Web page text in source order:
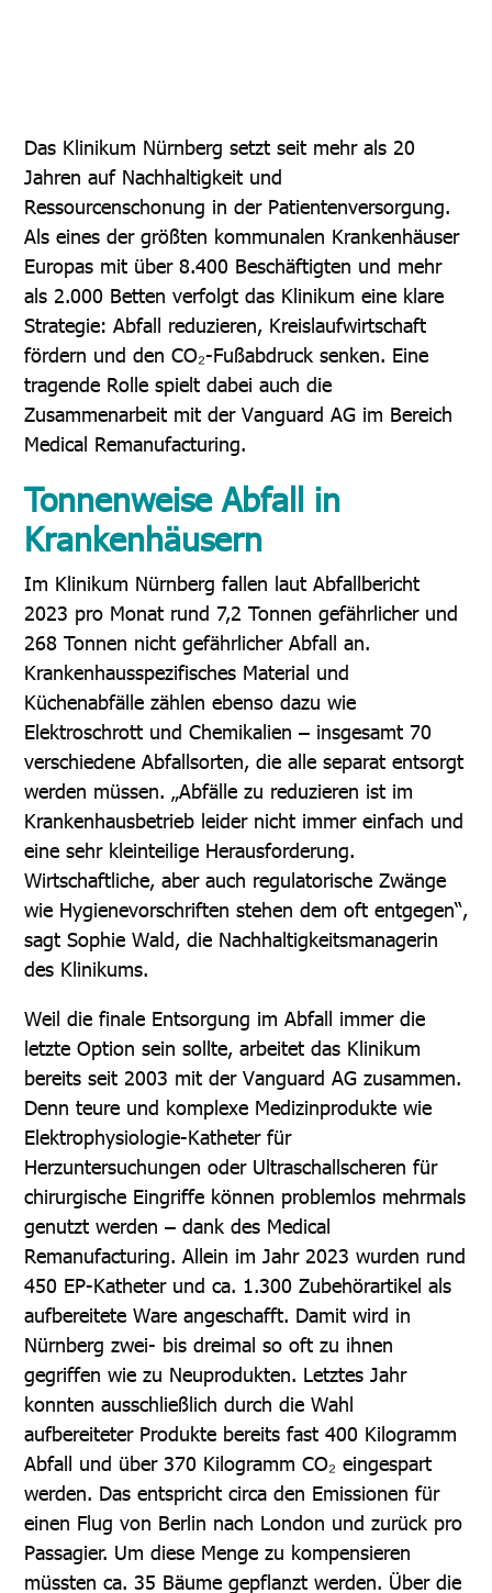
Das Klinikum Nürnberg setzt seit mehr als 20
Jahren auf Nachhaltigkeit und
Ressourcenschonung in der Patientenversorgung.
Als eines der größten kommunalen Krankenhäuser
Europas mit über 8.400 Beschäftigten und mehr
als 2.000 Betten verfolgt das Klinikum eine klare
Strategie: Abfall reduzieren, Kreislaufwirtschaft
fördern und den CO₂-Fußabdruck senken. Eine
tragende Rolle spielt dabei auch die
Zusammenarbeit mit der Vanguard AG im Bereich
Medical Remanufacturing.
Tonnenweise Abfall in
Krankenhäusern
Im Klinikum Nürnberg fallen laut Abfallbericht
2023 pro Monat rund 7,2 Tonnen gefährlicher und
268 Tonnen nicht gefährlicher Abfall an.
Krankenhausspezifisches Material und
Küchenabfälle zählen ebenso dazu wie
Elektroschrott und Chemikalien – insgesamt 70
verschiedene Abfallsorten, die alle separat entsorgt
werden müssen. „Abfälle zu reduzieren ist im
Krankenhausbetrieb leider nicht immer einfach und
eine sehr kleinteilige Herausforderung.
Wirtschaftliche, aber auch regulatorische Zwänge
wie Hygienevorschriften stehen dem oft entgegen“,
sagt Sophie Wald, die Nachhaltigkeitsmanagerin
des Klinikums.
Weil die finale Entsorgung im Abfall immer die
letzte Option sein sollte, arbeitet das Klinikum
bereits seit 2003 mit der Vanguard AG zusammen.
Denn teure und komplexe Medizinprodukte wie
Elektrophysiologie-Katheter für
Herzuntersuchungen oder Ultraschallscheren für
chirurgische Eingriffe können problemlos mehrmals
genutzt werden – dank des Medical
Remanufacturing. Allein im Jahr 2023 wurden rund
450 EP-Katheter und ca. 1.300 Zubehörartikel als
aufbereitete Ware angeschafft. Damit wird in
Nürnberg zwei- bis dreimal so oft zu ihnen
gegriffen wie zu Neuprodukten. Letztes Jahr
konnten ausschließlich durch die Wahl
aufbereiteter Produkte bereits fast 400 Kilogramm
Abfall und über 370 Kilogramm CO₂ eingespart
werden. Das entspricht circa den Emissionen für
einen Flug von Berlin nach London und zurück pro
Passagier. Um diese Menge zu kompensieren
müssten ca. 35 Bäume gepflanzt werden. Über die